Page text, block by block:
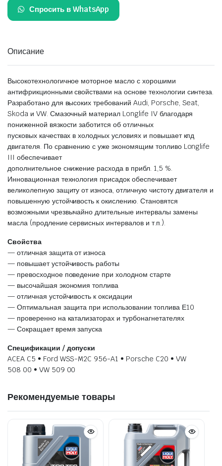
Спросить в WhatsApp
Описание
Высокотехнологичное моторное масло с хорошими
антифрикционными свойствами на основе технологии синтеза.
Разработано для высоких требований Audi, Porsche, Seat,
Skoda и VW. Смазочный материал Longlife IV благодаря
пониженной вязкости заботится об отличных
пусковых качествах в холодных условиях и повышает кпд
двигателя. По сравнению с уже экономящим топливо Longlife
III обеспечивает
дополнительное снижение расхода в прибл. 1,5 %.
Инновационная технология присадок обеспечивает
великолепную защиту от износа, отличную чистоту двигателя и
повышенную устойчивость к окислению. Становятся
возможными чрезвычайно длительные интервалы замены
масла (продление сервисных интервалов и т.п.).
Свойства
— отличная защита от износа
— повышает устойчивость работы
— превосходное поведение при холодном старте
— высочайшая экономия топлива
— отличная устойчивость к оксидации
— Оптимальная защита при использовании топлива Е10
— проверенно на катализаторах и турбонагнетателях
— Сокращает время запуска
Спецификации / допуски
ACEA C5 • Ford WSS-M2C 956-A1 • Porsche C20 • VW
508 00 • VW 509 00
Рекомендуемые товары